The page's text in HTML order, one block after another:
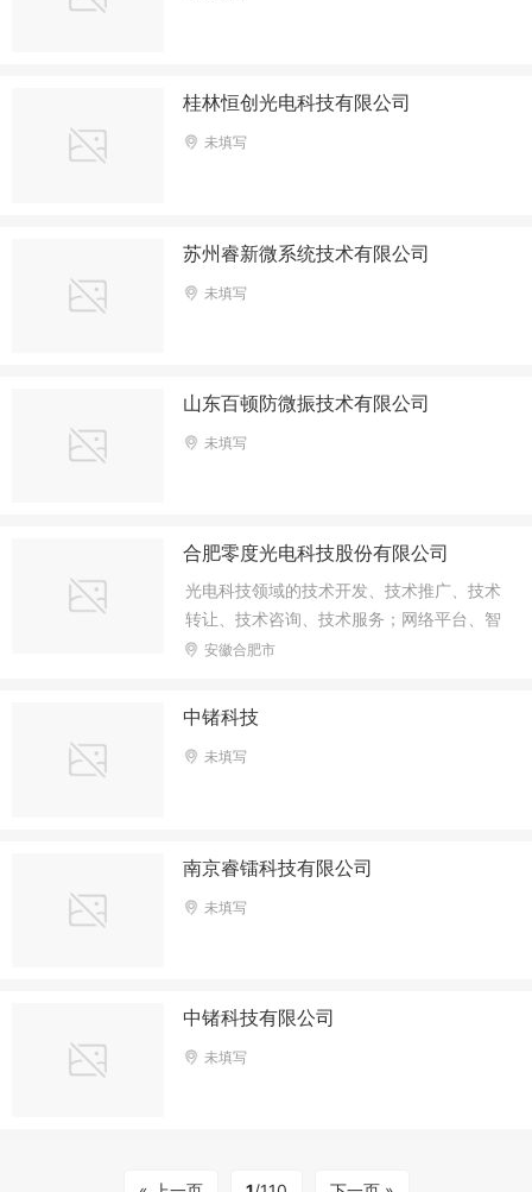
桂林恒创光电科技有限公司
未填写
苏州睿新微系统技术有限公司
未填写
山东百顿防微振技术有限公司
未填写
合肥零度光电科技股份有限公司
光电科技领域的技术开发、技术推广、技术
转让、技术咨询、技术服务；网络平台、智
能系统、软件的开发；电子产品的制造、开
表、机械设备、通讯设备、光电器件、高低
压输配变电设备、电力电子、金属材料、五
金交化、电力自动化设备的销售；电力工程
经批准的项目，经相关部
安徽合肥市
中锗科技
未填写
南京睿镭科技有限公司
未填写
中锗科技有限公司
未填写